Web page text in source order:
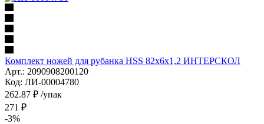
Комплект ножей для рубанка HSS 82х6х1,2 ИНТЕРСКОЛ
Арт.: 2090908200120
Код: ЛИ-00004780
262.87 ₽ /упак
271 ₽
-3%